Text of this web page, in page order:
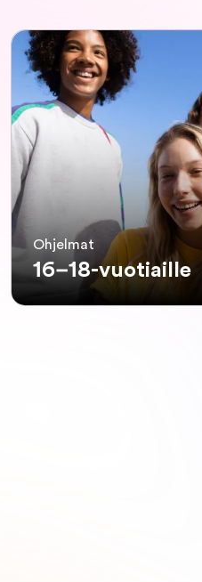
Ohjelmat
16–18-vuotiaille